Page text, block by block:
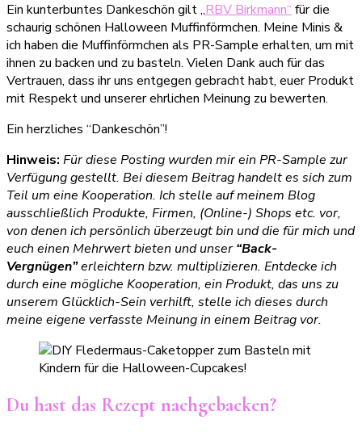
Ein kunterbuntes Dankeschön gilt „RBV Birkmann“ für die
schaurig schönen Halloween Muffinförmchen. Meine Minis &
ich haben die Muffinförmchen als PR-Sample erhalten, um mit
ihnen zu backen und zu basteln. Vielen Dank auch für das
Vertrauen, dass ihr uns entgegen gebracht habt, euer Produkt
mit Respekt und unserer ehrlichen Meinung zu bewerten.
Ein herzliches “Dankeschön”!
Hinweis: Für diese Posting wurden mir ein PR-Sample zur
Verfügung gestellt. Bei diesem Beitrag handelt es sich zum
Teil um eine Kooperation. Ich stelle auf meinem Blog
ausschließlich Produkte, Firmen, (Online-) Shops etc. vor,
von denen ich persönlich überzeugt bin und die für mich und
euch einen Mehrwert bieten und unser “Back-
Vergnügen”erleichtern bzw. multiplizieren. Entdecke ich
durch eine mögliche Kooperation, ein Produkt, das uns zu
unserem Glücklich-Sein verhilft, stelle ich dieses durch
meine eigene verfasste Meinung in einem Beitrag vor.
Du hast das Rezept nachgebacken?